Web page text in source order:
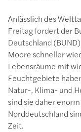
Anlässlich des
Freitag fordert der
Deutschland
Moore schneller
Lebensräume mit
Feuchtgebiete
Natur-, Klima- und
sind sie daher
Norddeutschland
Zeit.